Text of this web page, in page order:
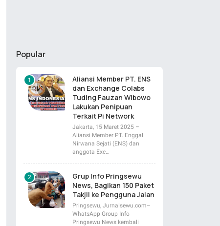
Popular
Aliansi Member PT. ENS
dan Exchange Colabs
Tuding Fauzan Wibowo
Lakukan Penipuan
Terkait Pi Network
Jakarta, 15 Maret 2025 –
Aliansi Member PT. Enggal
Nirwana Sejati (ENS) dan
anggota Exc…
Grup Info Pringsewu
News, Bagikan 150 Paket
Takjil ke Pengguna Jalan
Pringsewu, Jurnalsewu.com–
WhatsApp Group Info
Pringsewu News kembali